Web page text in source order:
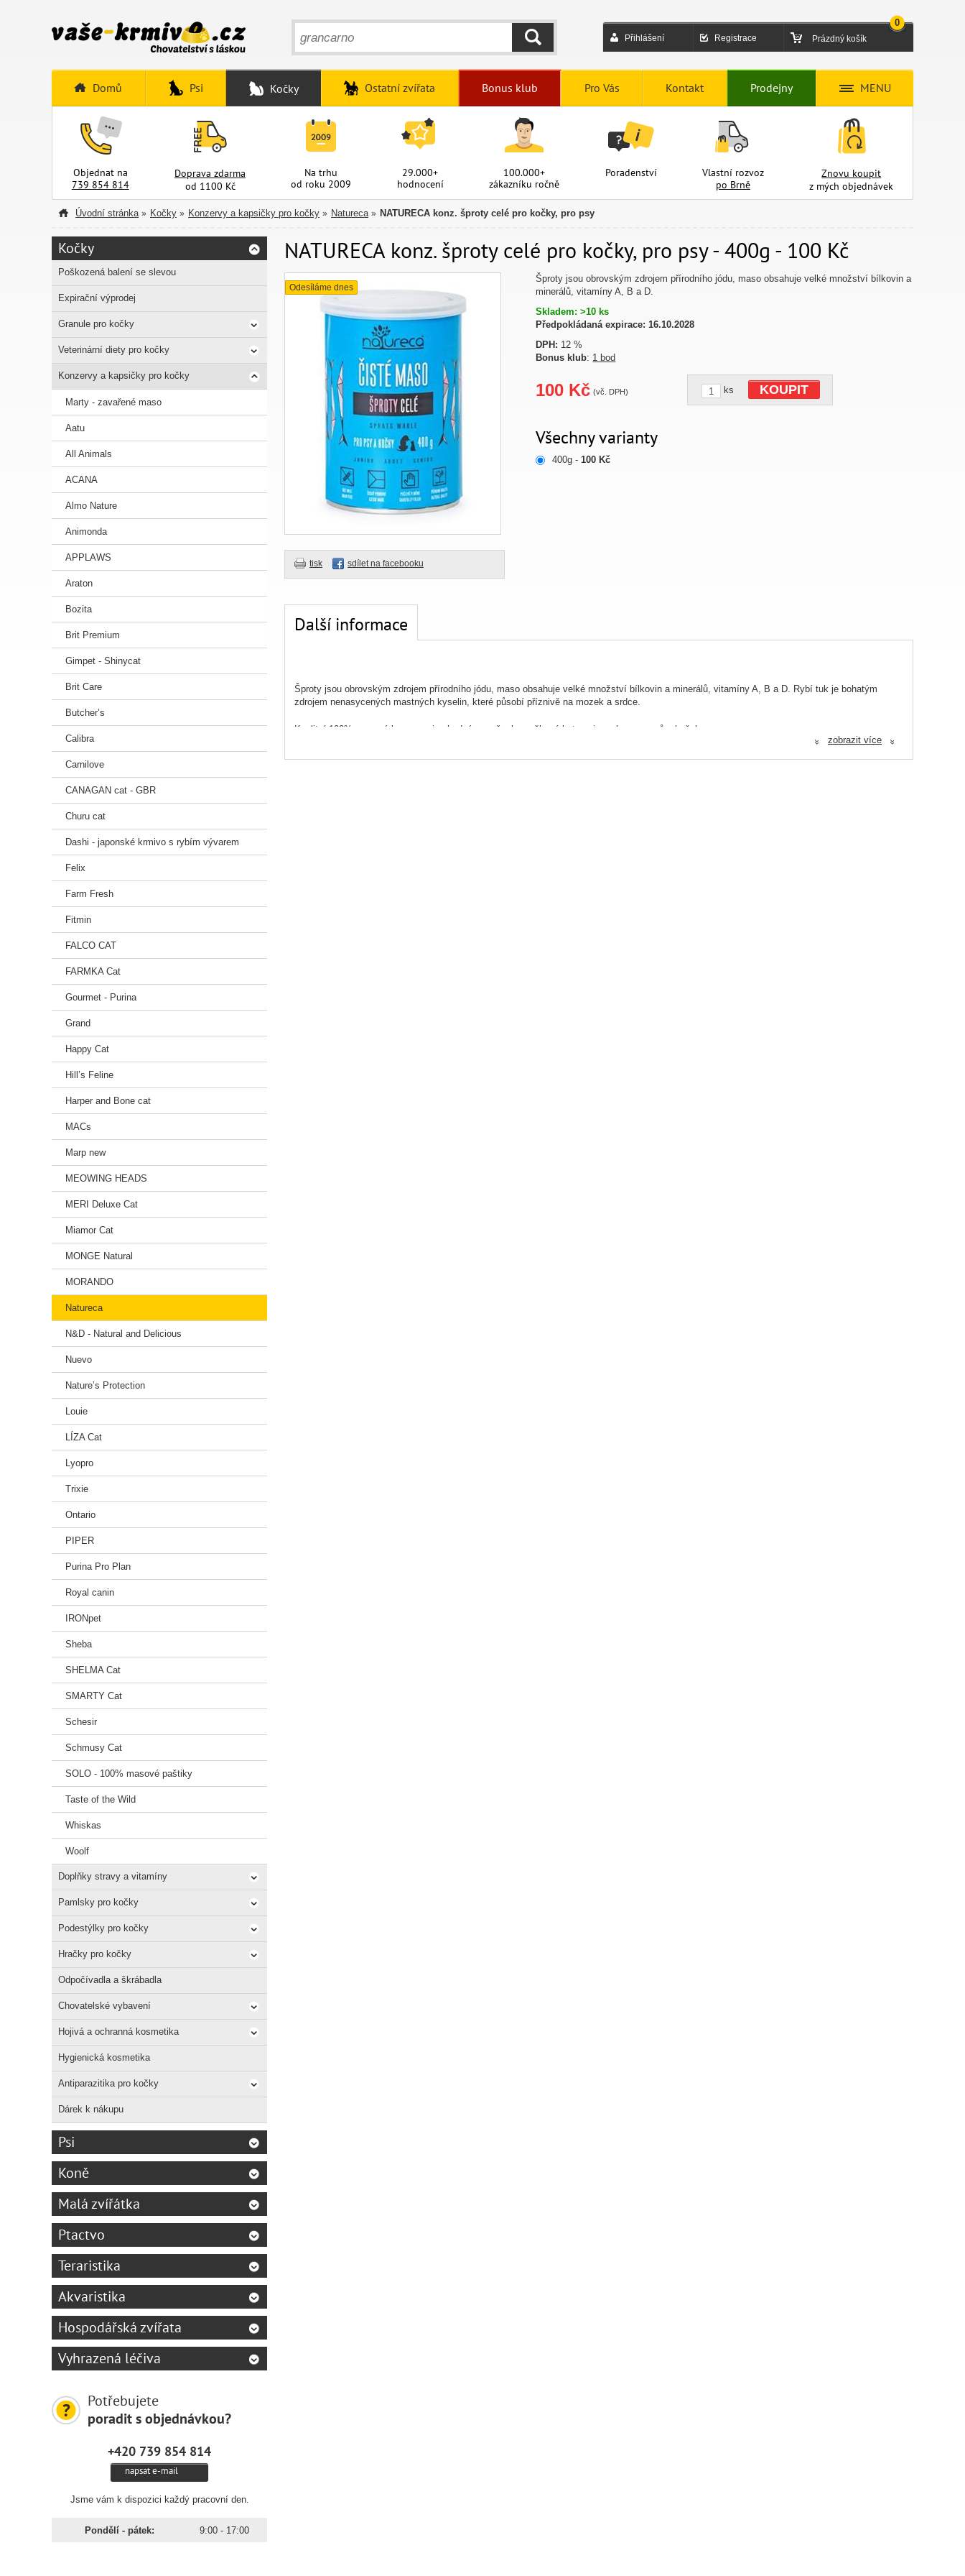
Přihlášení Registrace Prázdný košík
0
HLEDAT
Domů Psi Kočky Ostatní zvířata Bonus klub Pro Vás Kontakt Prodejny MENU
Objednat na
739 854 814
Doprava zdarma
od 1100 Kč
Na trhu
od roku 2009
29.000+
hodnocení
100.000+
zákazníku ročně
Poradenství
Vlastní rozvoz
po Brně
Znovu koupit
z mých objednávek
Úvodní stránka » Kočky » Konzervy a kapsičky pro kočky » Natureca » NATURECA konz. šproty celé pro kočky, pro psy
NATURECA konz. šproty celé pro kočky, pro psy - 400g - 100 Kč
Odesíláme dnes
tisk sdílet na facebooku
Šproty jsou obrovským zdrojem přírodního jódu, maso obsahuje velké množství bílkovin a
minerálů, vitamíny A, B a D.
Skladem: >10 ks
Předpokládaná expirace: 16.10.2028
DPH: 12 %
Bonus klub: 1 bod
100 Kč (vč. DPH) ks KOUPIT
Všechny varianty
400g -100 Kč
Další informace
Šproty jsou obrovským zdrojem přírodního jódu, maso obsahuje velké množství bílkovin a minerálů, vitamíny A, B a D. Rybí tuk je bohatým
zdrojem nenasycených mastných kyselin, které působí příznivě na mozek a srdce.
Kvalitní 100% masová konzerva je vhodná pro všechny věkové kategorie a plemena psů a koček.
Všechny naše konzervy pro psy a kočky jsou přírodní a bez jakýchkoliv barviv, aromat, konzervantů, chemikálií, obilovin nebo sóji.
« zobrazit více «
Kočky
Poškozená balení se slevou
Expirační výprodej
Granule pro kočky
Veterinární diety pro kočky
Konzervy a kapsičky pro kočky
Marty - zavařené maso
Aatu
All Animals
ACANA
Almo Nature
Animonda
APPLAWS
Araton
Bozita
Brit Premium
Gimpet - Shinycat
Brit Care
Butcher’s
Calibra
Carnilove
CANAGAN cat - GBR
Churu cat
Dashi - japonské krmivo s rybím vývarem
Felix
Farm Fresh
Fitmin
FALCO CAT
FARMKA Cat
Gourmet - Purina
Grand
Happy Cat
Hill’s Feline
Harper and Bone cat
MACs
Marp new
MEOWING HEADS
MERI Deluxe Cat
Miamor Cat
MONGE Natural
MORANDO
Natureca
N&D - Natural and Delicious
Nuevo
Nature’s Protection
Louie
LÍZA Cat
Lyopro
Trixie
Ontario
PIPER
Purina Pro Plan
Royal canin
IRONpet
Sheba
SHELMA Cat
SMARTY Cat
Schesir
Schmusy Cat
SOLO - 100% masové paštiky
Taste of the Wild
Whiskas
Woolf
Doplňky stravy a vitamíny
Pamlsky pro kočky
Podestýlky pro kočky
Hračky pro kočky
Odpočívadla a škrábadla
Chovatelské vybavení
Hojivá a ochranná kosmetika
Hygienická kosmetika
Antiparazitika pro kočky
Dárek k nákupu
Psi
Koně
Malá zvířátka
Ptactvo
Teraristika
Akvaristika
Hospodářská zvířata
Vyhrazená léčiva
Potřebujete
poradit s objednávkou?
+420 739 854 814
napsat e-mail
Jsme vám k dispozici každý pracovní den.
Pondělí - pátek: 9:00 - 17:00